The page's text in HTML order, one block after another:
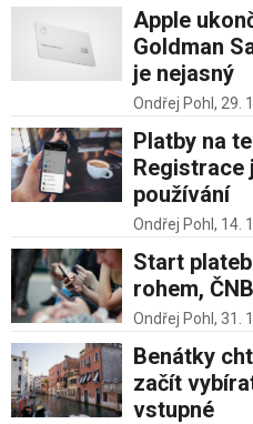
Apple
Goldman
je nejasný
Ondřej Pohl, 29.
Platby na
Registrace
používání
Ondřej Pohl, 14.
Start
rohem,
Ondřej Pohl, 31.
Benátky
začít
vstupné